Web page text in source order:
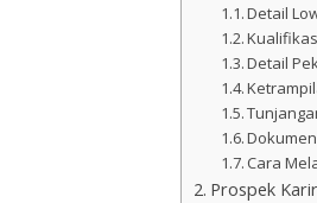
Detail
Detail
Cara
Prospek